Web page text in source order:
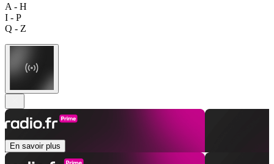
A - H
I - P
Q - Z
En savoir plus